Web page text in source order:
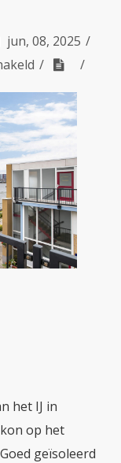
jun, 08, 2025
voor
10
(VERKOCHT)
het IJ in
op het
geïsoleerd